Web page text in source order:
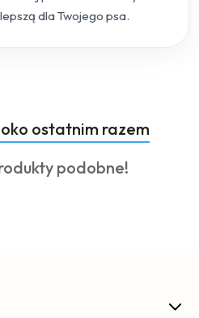
dla Twojego psa.
ostatnim razem
podobne!